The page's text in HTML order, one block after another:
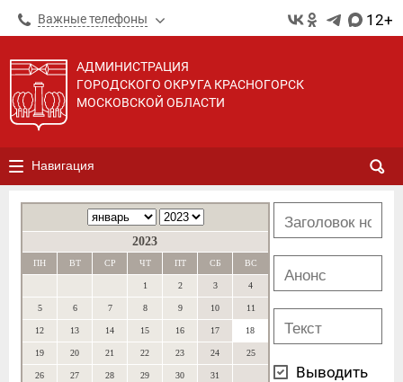
Важные телефоны 12+
АДМИНИСТРАЦИЯ
ГОРОДСКОГО ОКРУГА КРАСНОГОРСК
МОСКОВСКОЙ ОБЛАСТИ
Навигация
2023
ПН ВТ СР ЧТ ПТ СБ ВС
1 2 3 4
5 6 7 8 9 10 11
12 13 14 15 16 17 18
19 20 21 22 23 24 25
26 27 28 29 30 31
Выводить